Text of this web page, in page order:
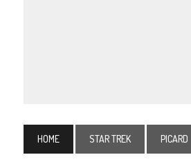
HOME STAR TREK PICARD